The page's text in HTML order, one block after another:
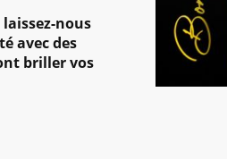
nous
avec des
briller vos